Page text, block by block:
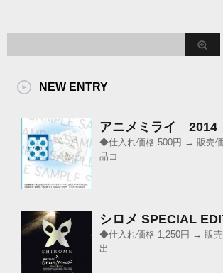
NEW ENTRY
アニメミライ
◆仕入れ価格 500円 → 販売
品コ
シロメ SPECIAL
◆仕入れ価格 1,250円 → 販
出